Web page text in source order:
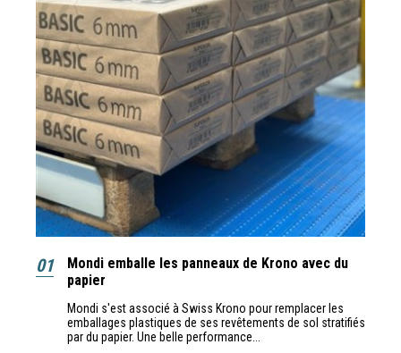
01
Mondi emballe les panneaux de Krono avec du
papier
Mondi s'est associé à Swiss Krono pour remplacer les
emballages plastiques de ses revêtements de sol stratifiés
par du papier. Une belle performance...